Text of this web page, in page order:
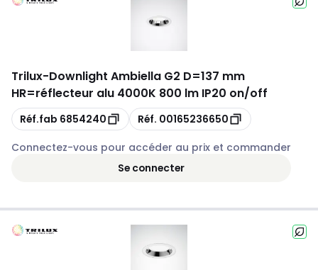
Trilux-Downlight Ambiella G2 D=137 mm
HR=réflecteur alu 4000K 800 lm IP20 on/off
Copie
Réf.fab 6854240 Copie
Réf. 00165236650
Connectez-vous pour accéder au prix et commander
Se connecter